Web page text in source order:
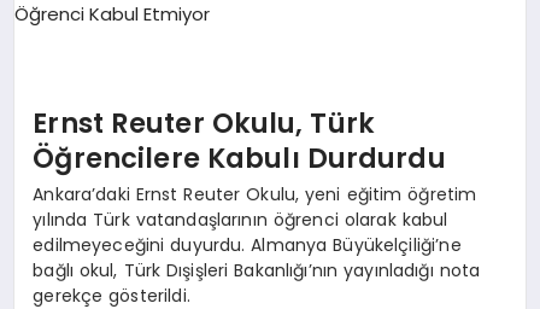
Ernst Reuter Okulu, Türk
Öğrencilere Kabulı Durdurdu
Ankara’daki Ernst Reuter Okulu, yeni eğitim öğretim
yılında Türk vatandaşlarının öğrenci olarak kabul
edilmeyeceğini duyurdu. Almanya Büyükelçiliği’ne
bağlı okul, Türk Dışişleri Bakanlığı’nın yayınladığı nota
gerekçe gösterildi.